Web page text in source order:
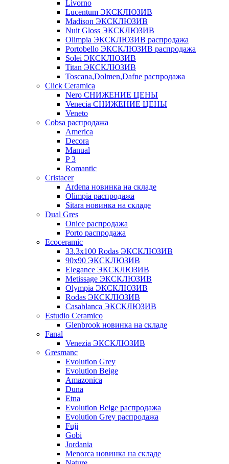
Livorno
Lucentum ЭКСКЛЮЗИВ
Madison ЭКСКЛЮЗИВ
Nuit Gloss ЭКСКЛЮЗИВ
Olimpia ЭКСКЛЮЗИВ распродажа
Portobello ЭКСКЛЮЗИВ распродажа
Solei ЭКСКЛЮЗИВ
Titan ЭКСКЛЮЗИВ
Toscana,Dolmen,Dafne распродажа
Cliсk Ceramica
Nero СНИЖЕНИЕ ЦЕНЫ
Venecia СНИЖЕНИЕ ЦЕНЫ
Veneto
Cobsa распродажа
America
Decora
Manual
P 3
Romantic
Cristacer
Ardena новинка на складе
Olimpia распродажа
Sitara новинка на складе
Dual Gres
Onice распродажа
Porto распродажа
Ecoceramic
33.3х100 Rodas ЭКСКЛЮЗИВ
90x90 ЭКСКЛЮЗИВ
Elegance ЭКСКЛЮЗИВ
Metissage ЭКСКЛЮЗИВ
Olympia ЭКСКЛЮЗИВ
Rodas ЭКСКЛЮЗИВ
Сasablanca ЭКСКЛЮЗИВ
Estudio Ceramico
Glenbrook новинка на складе
Fanal
Venezia ЭКСКЛЮЗИВ
Gresmanc
Evolution Grey
Evolution Beige
Amazonica
Duna
Etna
Evolution Beige распродажа
Evolution Grey распродажа
Fuji
Gobi
Jordania
Menorca новинка на складе